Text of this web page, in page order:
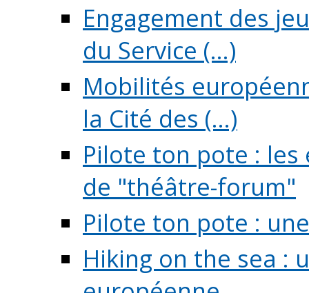
Engagement des
du Service (...)
Mobilités
la Cité des (...)
Pilote ton pote :
de "théâtre-forum"
Pilote ton pote :
Hiking on the sea :